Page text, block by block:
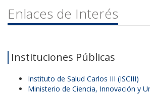
Enlaces de Interés
Instituciones Públicas
Instituto de Salud Carlos III (ISCIII)
Ministerio de Ciencia, Innovación y